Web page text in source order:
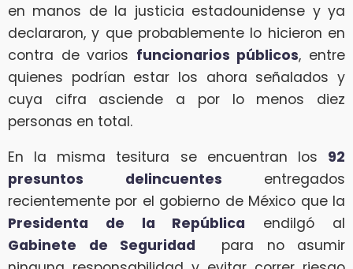
en manos de la justicia estadounidense y ya
declararon, y que probablemente lo hicieron en
contra de varios funcionarios públicos, entre
quienes podrían estar los ahora señalados y
cuya cifra asciende a por lo menos diez
personas en total.
En la misma tesitura se encuentran los 92
presuntos delincuentes entregados
recientemente por el gobierno de México que la
Presidenta de la República endilgó al
Gabinete de Seguridad para no asumir